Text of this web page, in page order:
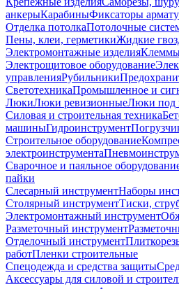
анкерыКарабиныФиксаторы
Отделка потолкаПотолочные
Пены, клеи, герметикиЖидкие
Электромонтажные изделия
Электрощитовое оборудование
управленияРубильники
СветотехникаПромышленное и
ЛюкиЛюки ревизионныеЛюки под
Силовая и строительная техника
машиныГидроинструмент
Строительное оборудование
электроинструмента
Сварочное и паяльное
пайки
Слесарный инструментНаборы
Столярный инструментТиски,
Электромонтажный инструмент
Разметочный инструмент
Отделочный инструмент
работПленки строительные
Спецодежда и средства защиты
Аксессуары для силовой и